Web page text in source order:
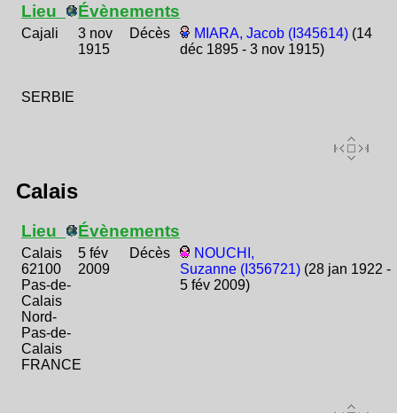
Lieu
Cajali
SERBIE
Évènements
3 nov
1915
Décès MIARA, Jacob (I345614) (14
déc 1895 - 3 nov 1915)
Calais
Lieu
Calais
62100
Pas-de-
Calais
Nord-
Pas-de-
Calais
FRANCE
Évènements
5 fév
2009
Décès
NOUCHI,
Suzanne (I356721) (28 jan 1922 -
5 fév 2009)